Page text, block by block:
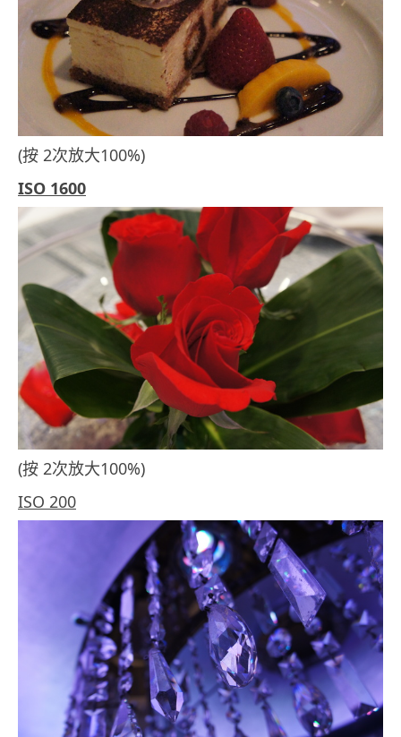
(按 2次放大100%)
ISO 1600
(按 2次放大100%)
ISO 200